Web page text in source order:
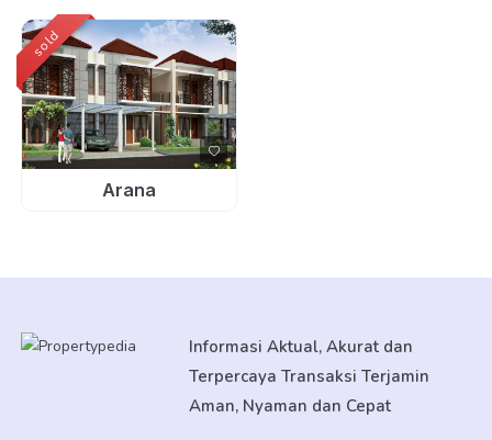
sold
Arana
Informasi Aktual, Akurat dan
Terpercaya Transaksi Terjamin
Aman, Nyaman dan Cepat